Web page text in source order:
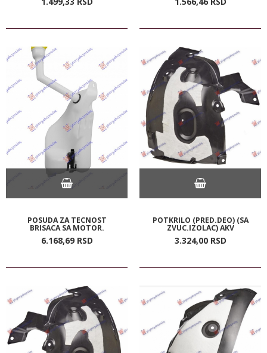
POSUDA ZA TECNOST
BRISACA SA MOTOR.
6.168,69 RSD
POTKRILO (PRED.DEO) (SA
ZVUC.IZOLAC) AKV
3.324,00 RSD